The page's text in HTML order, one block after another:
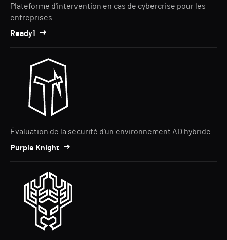
Plateforme d'intervention en cas de cybercrise pour les
entreprises
Ready1
Évaluation de la sécurité d'un environnement AD hybride
Purple Knight